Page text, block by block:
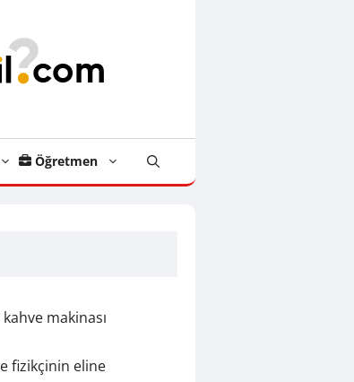
Öğretmen
makinası
fizikçinin eline